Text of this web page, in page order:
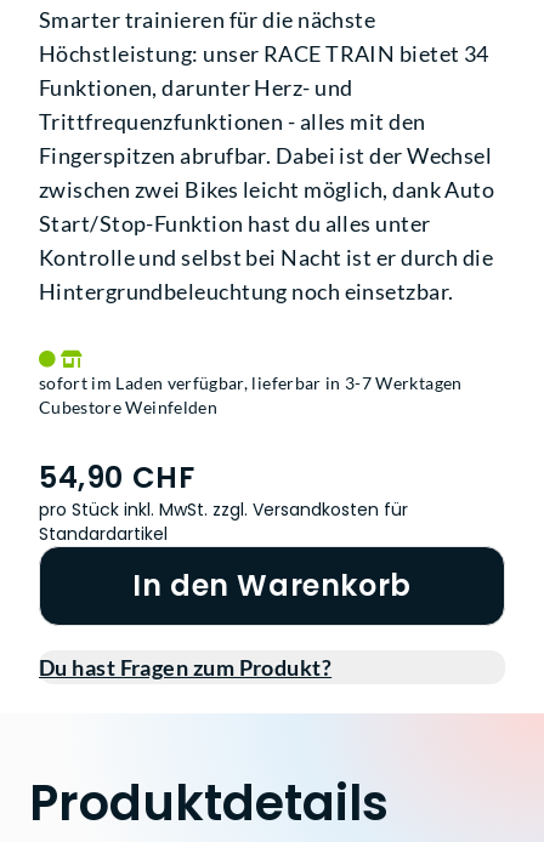
Smarter trainieren für die nächste
Höchstleistung: unser RACE TRAIN bietet 34
Funktionen, darunter Herz- und
Trittfrequenzfunktionen - alles mit den
Fingerspitzen abrufbar. Dabei ist der Wechsel
zwischen zwei Bikes leicht möglich, dank Auto
Start/Stop-Funktion hast du alles unter
Kontrolle und selbst bei Nacht ist er durch die
Hintergrundbeleuchtung noch einsetzbar.
sofort im Laden verfügbar, lieferbar in 3-7 Werktagen
Cubestore Weinfelden
54,90 CHF
pro Stück inkl. MwSt. zzgl. Versandkosten für
Standardartikel
In den Warenkorb
Du hast Fragen zum Produkt?
Produktdetails